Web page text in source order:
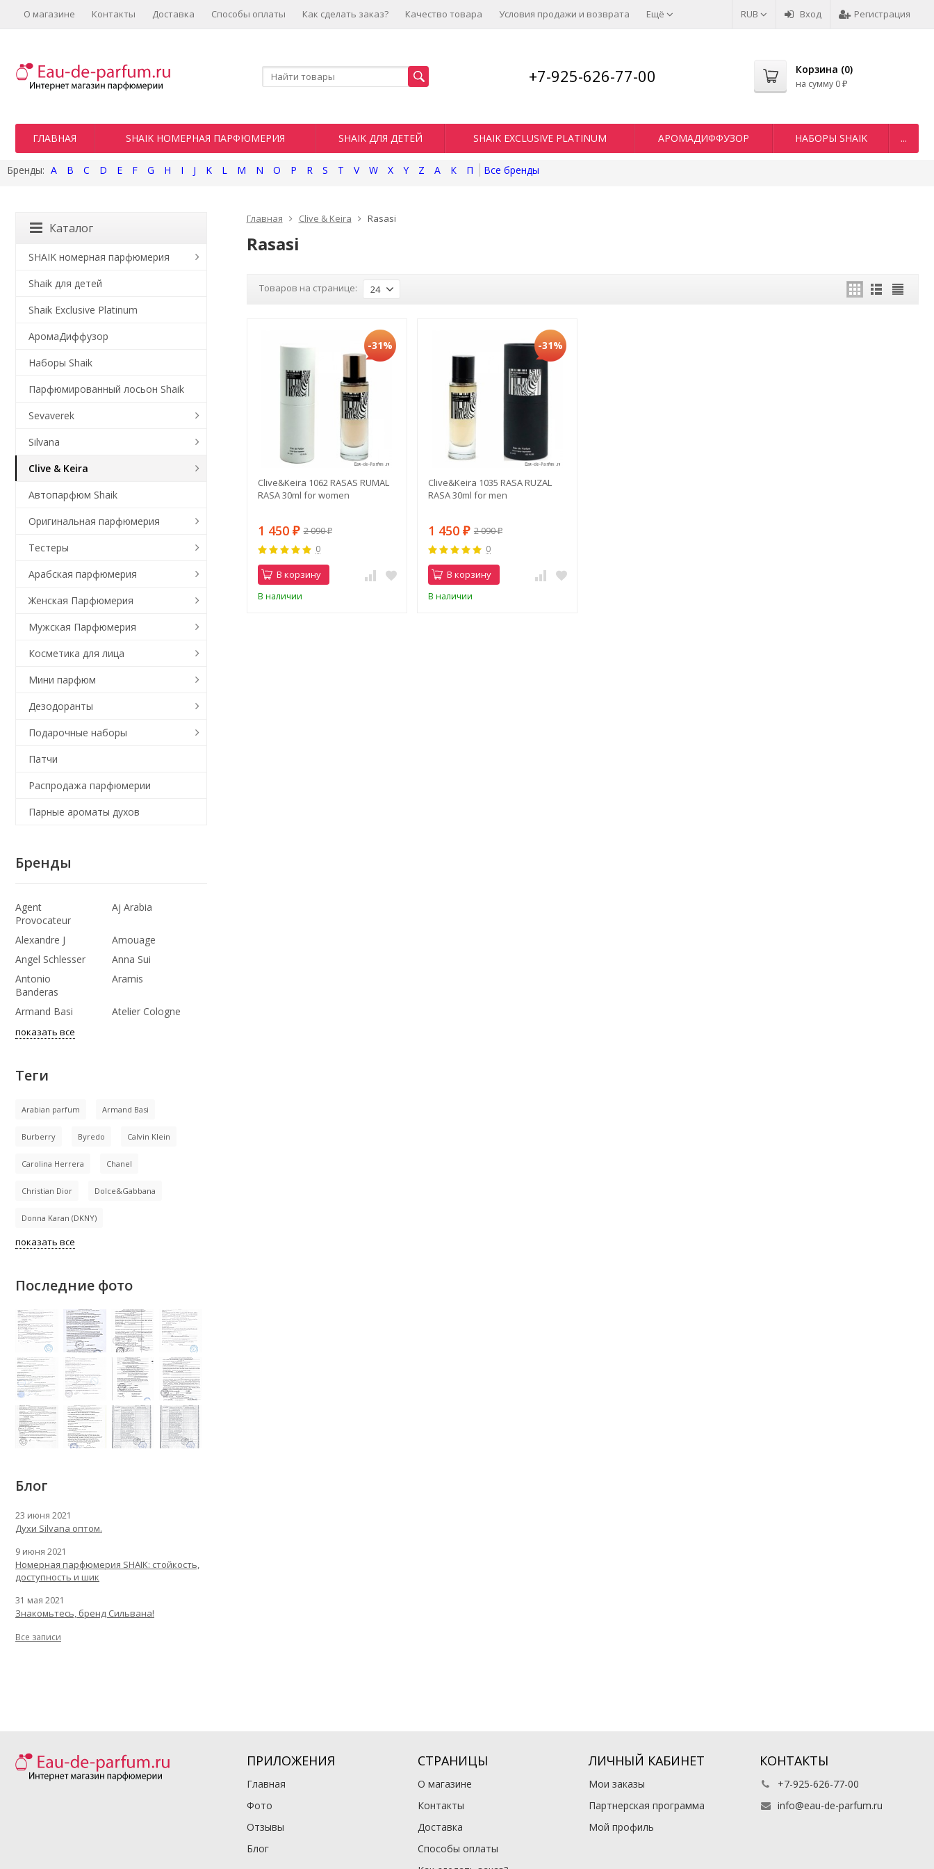
RUB Вход Регистрация
О магазине Контакты Доставка Способы оплаты Как сделать заказ? Качество товара Условия продажи и возврата Ещё
+7-925-626-77-00 Корзина (0)
на сумму 0 ₽
ГЛАВНАЯ SHAIK НОМЕРНАЯ ПАРФЮМЕРИЯ SHAIK ДЛЯ ДЕТЕЙ SHAIK EXCLUSIVE PLATINUM АРОМАДИФФУЗОР НАБОРЫ SHAIK ...
A B C D E F G H I J K L M N O P R S T V W X Y Z А К П
Главная Clive & Keira Rasasi
Rasasi
Товаров на странице: 24
-31%
Clive&Keira 1062 RASAS RUMAL
RASA 30ml for women
1 450 ₽ 2 090₽
0
В корзину
В наличии
-31%
Clive&Keira 1035 RASA RUZAL
RASA 30ml for men
1 450 ₽ 2 090₽
0
В корзину
В наличии
Каталог
SHAIK номерная парфюмерия
Shaik для детей
Shaik Exclusive Platinum
АромаДиффузор
Наборы Shaik
Парфюмированный лосьон Shaik
Sevaverek
Silvana
Clive & Keira
Автопарфюм Shaik
Оригинальная парфюмерия
Тестеры
Арабская парфюмерия
Женская Парфюмерия
Мужская Парфюмерия
Косметика для лица
Мини парфюм
Дезодоранты
Подарочные наборы
Патчи
Распродажа парфюмерии
Парные ароматы духов
Бренды
Agent
Provocateur
Aj Arabia
Alexandre J
Amouage
Angel Schlesser
Anna Sui
Antonio
Banderas
Aramis
Armand Basi Atelier Cologne
показать все
Теги
Arabian parfum Armand Basi
Burberry Byredo Calvin Klein
Carolina Herrera Chanel
Christian Dior Dolce&Gabbana
Donna Karan (DKNY)
показать все
Последние фото
Блог
23 июня 2021
Духи Silvana оптом.
9 июня 2021
Номерная парфюмерия SHAIK: стойкость,
доступность и шик
31 мая 2021
Знакомьтесь, бренд Сильвана!
Все записи
ПРИЛОЖЕНИЯ
Главная
Фото
Отзывы
Блог
СТРАНИЦЫ
О магазине
Контакты
Доставка
Способы оплаты
ЛИЧНЫЙ КАБИНЕТ
Мои заказы
Партнерская программа
Мой профиль
КОНТАКТЫ
+7-925-626-77-00
info@eau-de-parfum.ru